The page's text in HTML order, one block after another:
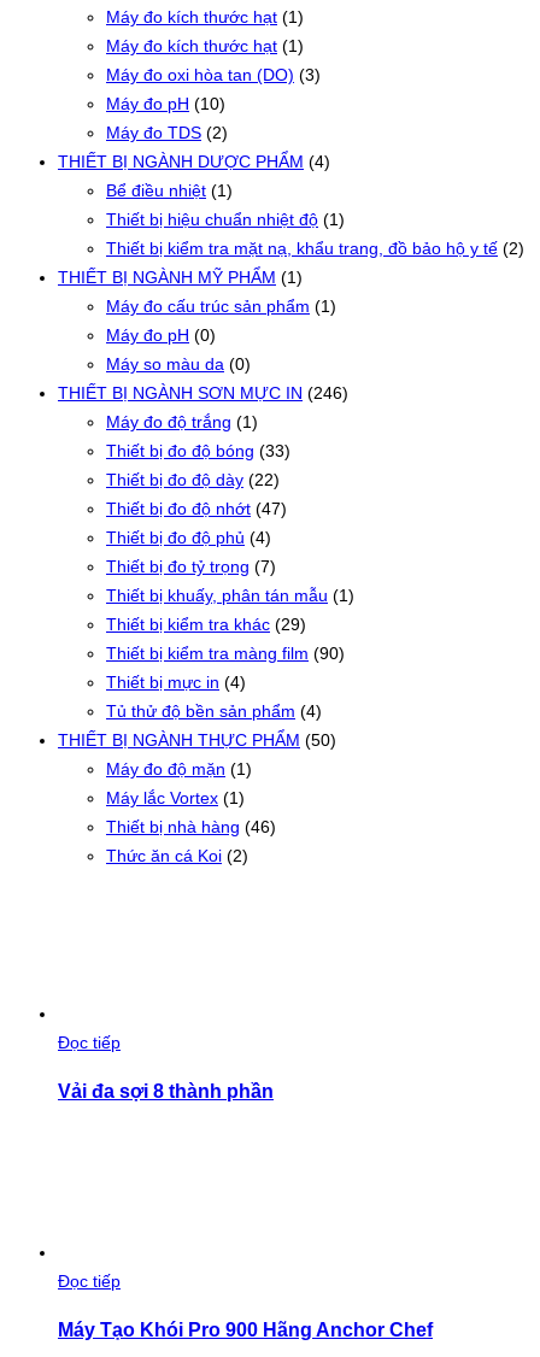
Máy đo kích thước hạt (1)
Máy đo kích thước hạt (1)
Máy đo oxi hòa tan (DO) (3)
Máy đo pH (10)
Máy đo TDS (2)
THIẾT BỊ NGÀNH DƯỢC PHẨM (4)
Bể điều nhiệt (1)
Thiết bị hiệu chuẩn nhiệt độ (1)
Thiết bị kiểm tra mặt nạ, khẩu trang, đồ bảo hộ y tế (2)
THIẾT BỊ NGÀNH MỸ PHẨM (1)
Máy đo cấu trúc sản phẩm (1)
Máy đo pH (0)
Máy so màu da (0)
THIẾT BỊ NGÀNH SƠN MỰC IN (246)
Máy đo độ trắng (1)
Thiết bị đo độ bóng (33)
Thiết bị đo độ dày (22)
Thiết bị đo độ nhớt (47)
Thiết bị đo độ phủ (4)
Thiết bị đo tỷ trọng (7)
Thiết bị khuấy, phân tán mẫu (1)
Thiết bị kiểm tra khác (29)
Thiết bị kiểm tra màng film (90)
Thiết bị mực in (4)
Tủ thử độ bền sản phẩm (4)
THIẾT BỊ NGÀNH THỰC PHẨM (50)
Máy đo độ mặn (1)
Máy lắc Vortex (1)
Thiết bị nhà hàng (46)
Thức ăn cá Koi (2)
Đọc tiếp
Vải đa sợi 8 thành phần
Đọc tiếp
Máy Tạo Khói Pro 900 Hãng Anchor Chef